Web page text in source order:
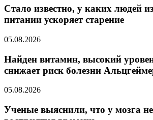
Стало известно, у каких людей
питании ускоряет старение
05.08.2026
Найден витамин, высокий
снижает риск болезни
05.08.2026
Ученые выяснили, что у мозга